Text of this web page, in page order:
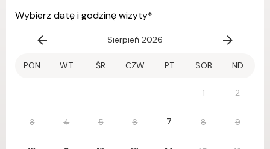
Wybierz datę i godzinę wizyty*
Sierpień 2026
PON WT ŚR CZW PT SOB ND
1 2
3 4 5 6 7 8 9